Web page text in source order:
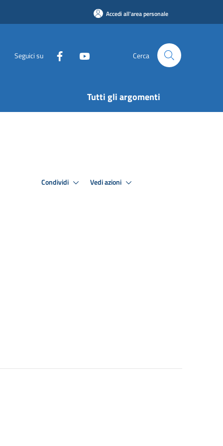
Accedi all'area personale
Seguici su Cerca
Tutti gli argomenti
Condividi Vedi azioni